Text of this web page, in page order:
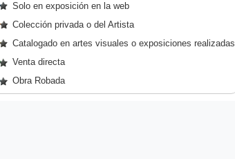
Solo en exposición en la web
Colección privada o del Artista
Catalogado en artes visuales o exposiciones realizadas
Venta directa
Obra Robada